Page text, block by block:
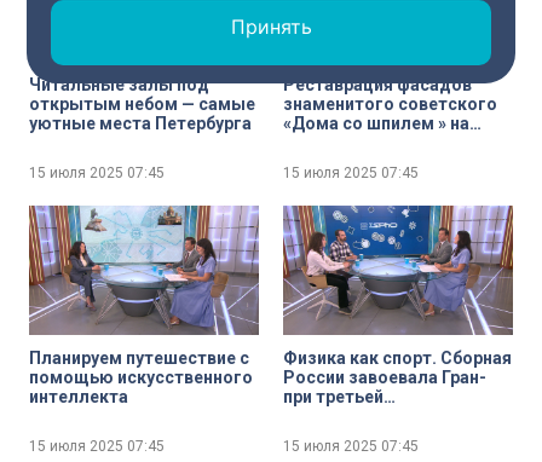
Читальные залы под
открытым небом — самые
уютные места Петербурга
15 июля 2025 07:45
Реставрация фасадов
знаменитого советского
«Дома со шпилем » на
15 июля 2025 07:45
Планируем путешествие с
помощью искусственного
интеллекта
15 июля 2025 07:45
Физика как спорт. Сборная
России завоевала Гран-
при третьей
15 июля 2025 07:45
Принять